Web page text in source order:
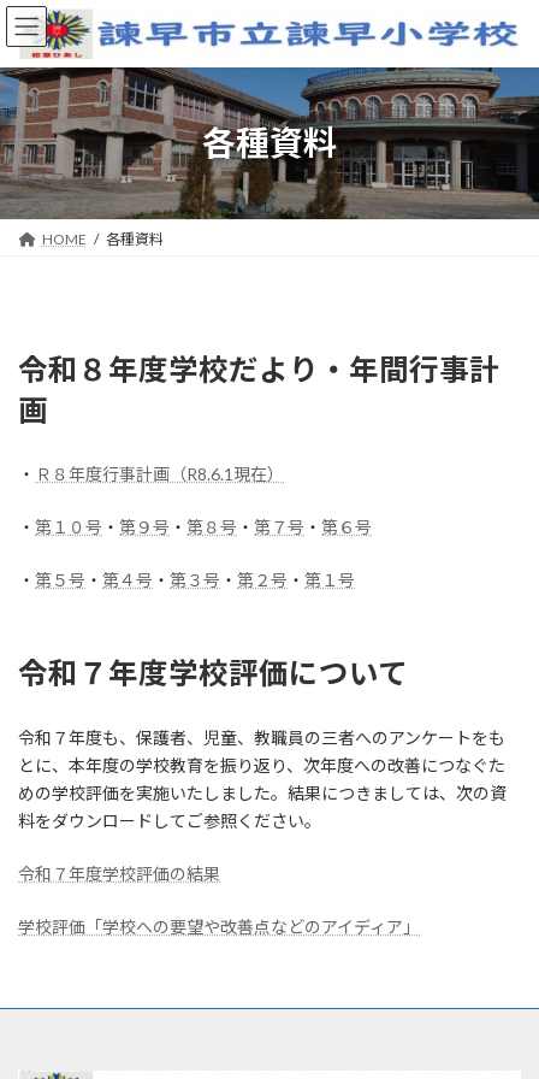
コ
ン
ン
ツ
へ
ス
キ
ッ
ナ
ビ
ー
シ
ョ
ン
に
移
各種資料
HOME 各種資料
令和８年度学校だより・年間行事計
画
・ Ｒ８年度行事計画（R8.6.1現在）
・ 第１０号 ・ 第９号 ・ 第８号 ・ 第７号 ・ 第６号
・ 第５号 ・ 第４号 ・ 第３号 ・ 第２号 ・ 第１号
令和７年度学校評価について
令和７年度も、保護者、児童、教職員の三者へのアンケートをも
とに、本年度の学校教育を振り返り、次年度への改善につなぐた
めの学校評価を実施いたしました。結果につきましては、次の資
料をダウンロードしてご参照ください。
令和７年度学校評価の結果
学校評価「学校への要望や改善点などのアイディア」